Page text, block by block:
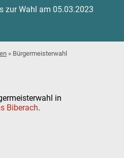
zur Wahl am 05.03.2023
» Bürgermeisterwahl
in
Biberach.